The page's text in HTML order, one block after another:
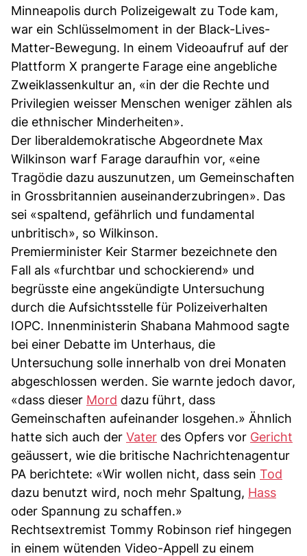
Minneapolis durch Polizeigewalt zu Tode kam,
war ein Schlüsselmoment in der Black-Lives-
Matter-Bewegung. In einem Videoaufruf auf der
Plattform X prangerte Farage eine angebliche
Zweiklassenkultur an, «in der die Rechte und
Privilegien weisser Menschen weniger zählen als
die ethnischer Minderheiten».
Der liberaldemokratische Abgeordnete Max
Wilkinson warf Farage daraufhin vor, «eine
Tragödie dazu auszunutzen, um Gemeinschaften
in Grossbritannien auseinanderzubringen». Das
sei «spaltend, gefährlich und fundamental
unbritisch», so Wilkinson.
Premierminister Keir Starmer bezeichnete den
Fall als «furchtbar und schockierend» und
begrüsste eine angekündigte Untersuchung
durch die Aufsichtsstelle für Polizeiverhalten
IOPC. Innenministerin Shabana Mahmood sagte
bei einer Debatte im Unterhaus, die
Untersuchung solle innerhalb von drei Monaten
abgeschlossen werden. Sie warnte jedoch davor,
«dass dieser Mord dazu führt, dass
Gemeinschaften aufeinander losgehen.» Ähnlich
hatte sich auch der Vater des Opfers vor Gericht
geäussert, wie die britische Nachrichtenagentur
PA berichtete: «Wir wollen nicht, dass sein Tod
dazu benutzt wird, noch mehr Spaltung, Hass
oder Spannung zu schaffen.»
Rechtsextremist Tommy Robinson rief hingegen
in einem wütenden Video-Appell zu einem